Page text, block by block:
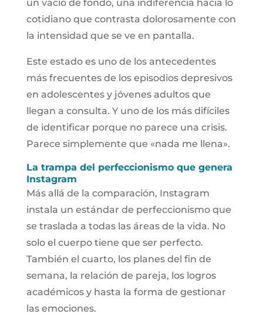
un vacío de fondo, una indiferencia hacia lo
cotidiano que contrasta dolorosamente con
la intensidad que se ve en pantalla.
Este estado es uno de los antecedentes
más frecuentes de los episodios depresivos
en adolescentes y jóvenes adultos que
llegan a consulta. Y uno de los más difíciles
de identificar porque no parece una crisis.
Parece simplemente que «nada me llena».
La trampa del perfeccionismo que genera
Instagram
Más allá de la comparación, Instagram
instala un estándar de perfeccionismo que
se traslada a todas las áreas de la vida. No
solo el cuerpo tiene que ser perfecto.
También el cuarto, los planes del fin de
semana, la relación de pareja, los logros
académicos y hasta la forma de gestionar
las emociones.